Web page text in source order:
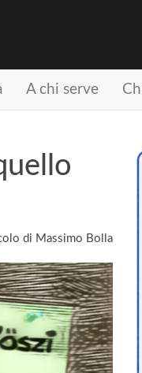
A chi serve
di Massimo Bolla